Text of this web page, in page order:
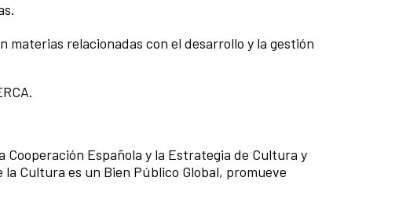
relacionadas con el desarrollo y la gestión
Española y la Estrategia de Cultura y
Cultura es un Bien Público Global, promueve